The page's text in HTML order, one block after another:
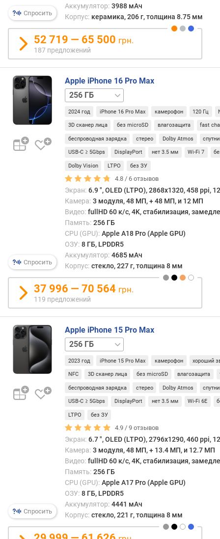
редко
—
более
на
8
а
т
д
а
в
л
е
и
я
в
у
п
р
е
д
о
ж
е
и
и
с
Спросить
Аккумулятор: 3988 мАч
Корпус: керамика, 206 г, толщина 8.75 мм
52 719 — 65 500 грн.
187 предложений
Спросить
Apple iPhone 16 Pro Max
512 ГБ1 ТБ
2024 год iPhone 16 Pro Max камерофон 120 Гц
3D сканер лица без microSD влагозащита fast
беспроводная зарядка стерео Dolby Atmos
USB-C ≥ 5Gbps DisplayPort нет 3.5 мм Wi-Fi 7
Dolby Vision LTPO без ЗУ
4.8 / 6 отзывов
Экран: 6.9 ", OLED (LTPO), 2868x1320, 458 ppi,
Камера: 3 модуля, 48 МП, + 48 МП, и 12 МП
Видео: fullHD 60 к/с, 4K, стабилизация,
Память: 256 ГБ
CPU (GPU): Apple A18 Pro (Apple GPU)
ОЗУ: 8 ГБ, LPDDR5
Аккумулятор: 4685 мАч
Корпус: стекло, 227 г, толщина 8 мм
37 996 — 70 564 грн.
119 предложений
Спросить
Apple iPhone 15 Pro Max
512 ГБ1 ТБ
2023 год iPhone 15 Pro Max камерофон хороший
NFC 3D сканер лица без microSD влагозащита
беспроводная зарядка стерео Dolby Atmos
USB-C ≥ 5Gbps DisplayPort нет 3.5 мм Wi-Fi 6E
LTPO без ЗУ
4.9 /9 отзывов
Экран: 6.7 ", OLED (LTPO), 2796х1290, 460 ppi,
Камера: 3 модуля, 48 МП, + 13.4 МП, и 12.7 МП
Видео: fullHD 60 к/с, 4K, стабилизация,
Память: 256 ГБ
CPU (GPU): Apple A17 Pro (Apple GPU)
ОЗУ: 8 ГБ, LPDDR5
Аккумулятор: 4441 мАч
Корпус: стекло, 221 г, толщина 8 мм